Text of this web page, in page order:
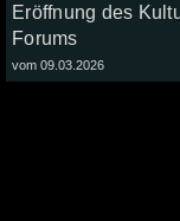
Eröffnung des
Forums
vom 09.03.2026